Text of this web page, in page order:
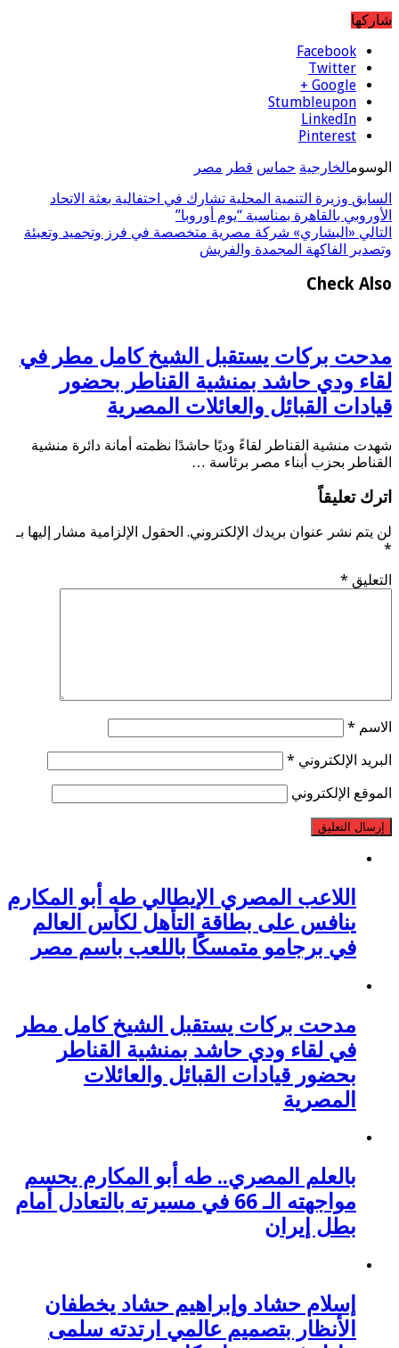
شاركها
Facebook
Twitter
Google +
Stumbleupon
LinkedIn
Pinterest
الوسومالخارجية حماس قطر مصر
السابق وزيرة التنمية المحلية تشارك في احتفالية بعثة الاتحاد
الأوروبي بالقاهرة بمناسبة “يوم أوروبا”
التالي «البشاري» شركة مصرية متخصصة في فرز وتجميد وتعبئة
وتصدير الفاكهة المجمدة والفريش
Check Also
مدحت بركات يستقبل الشيخ كامل مطر في
لقاء ودي حاشد بمنشية القناطر بحضور
قيادات القبائل والعائلات المصرية
شهدت منشية القناطر لقاءً وديًا حاشدًا نظمته أمانة دائرة منشية
القناطر بحزب أبناء مصر برئاسة …
اترك تعليقاً
لن يتم نشر عنوان بريدك الإلكتروني. الحقول الإلزامية مشار إليها بـ
*
التعليق *
الاسم *
البريد الإلكتروني *
الموقع الإلكتروني
اللاعب المصري الإيطالي طه أبو المكارم
ينافس على بطاقة التأهل لكأس العالم
في برجامو متمسكًا باللعب باسم مصر
مدحت بركات يستقبل الشيخ كامل مطر
في لقاء ودي حاشد بمنشية القناطر
بحضور قيادات القبائل والعائلات
المصرية
بالعلم المصري.. طه أبو المكارم يحسم
مواجهته الـ 66 في مسيرته بالتعادل أمام
بطل إيران
إسلام حشاد وإبراهيم حشاد يخطفان
الأنظار بتصميم عالمي ارتدته سلمى